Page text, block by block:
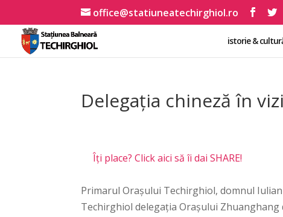
office@statiuneatechirghiol.ro
istorie &
Delegaţia chineză în
Îți place? Click aici să îi dai SHARE!
Primarul Orașului Techirghiol, domnul
Techirghiol delegația Orașului Zhuanghang